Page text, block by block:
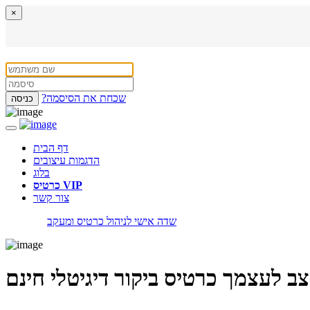
×
כניסה ?שכחת את הסיסמה
Toggle
navigationדף הבית
הדגמות עיצובים
בלוג
כרטיס VIP
צור קשר
שדה אישי לניהול כרטיס ומעקב
לעצמך כרטיס ביקור דיגיטלי חינם